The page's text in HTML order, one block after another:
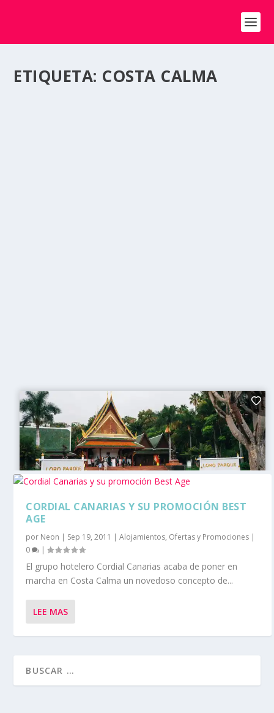
ETIQUETA: COSTA CALMA
CORDIAL CANARIAS Y SU PROMOCIÓN BEST
AGE
por Neon | Sep 19, 2011 |Alojamientos, Ofertas y Promociones |
0
|
El grupo hotelero Cordial Canarias acaba de poner en
marcha en Costa Calma un novedoso concepto de...
LEE MAS